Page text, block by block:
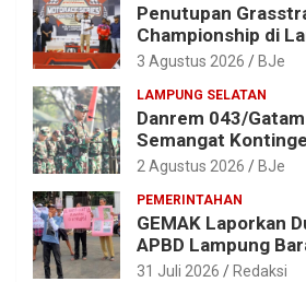
Penutupan
Championship di
Meriah, Dihadiri
3 Agustus 2026 BJe
LAMPUNG SELATAN
Danrem 043/
Semangat
Yonif 143/TWEJ di
XXI/Radin Inten
2 Agustus 2026 BJe
PEMERINTAHAN
GEMAK Laporkan
APBD Lampung
Lampung, Soroti
31 Juli 2026 Redaksi